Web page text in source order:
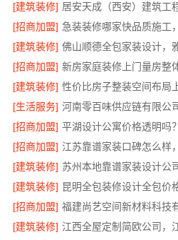
[建筑装修]
[招商加盟]
[建筑装修]
[招商加盟]
[建筑装修]
[生活服务] 河南零百味供应链有限公
[招商加盟] 平湖设计公寓价格透明吗
[招商加盟] 江苏靠谱家装口碑怎么样
[建筑装修] 苏州本地靠谱家装设计公
[建筑装修]
[招商加盟]
[建筑装修]